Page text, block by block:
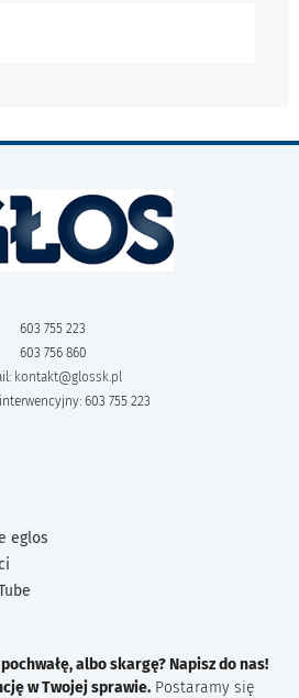
603 755 223
603 756 860
kontakt@glossk.pl
603 755 223
eglos
albo skargę? Napisz do nas!
w Twojej sprawie. Postaramy się